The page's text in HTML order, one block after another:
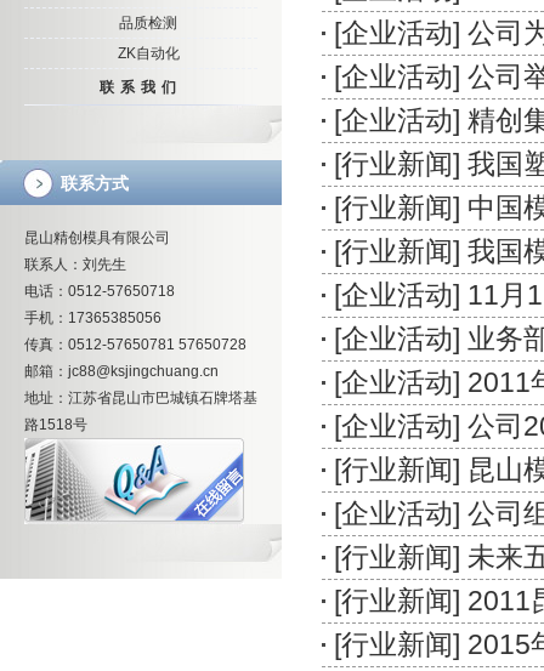
品质检测
ZK自动化
联系我们
联系方式
昆山精创模具有限公司
联系人：刘先生
电话：0512-57650718
手机：17365385056
传真：0512-57650781 57650728
邮箱：jc88@ksjingchuang.cn
地址：江苏省昆山市巴城镇石牌塔基
路1518号
[企业活动] 公司
[企业活动] 公司
[企业活动] 精创
[行业新闻] 我国
[行业新闻] 中国
[行业新闻] 我国
[企业活动] 11月
[企业活动] 业务
[企业活动] 2011
[企业活动] 公司
[行业新闻] 昆山
[企业活动] 公司
[行业新闻] 未来
[行业新闻] 2011
[行业新闻] 2015